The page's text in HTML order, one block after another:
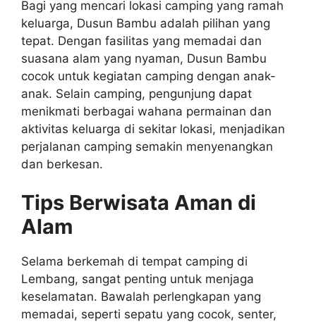
Bagi yang mencari lokasi camping yang ramah
keluarga, Dusun Bambu adalah pilihan yang
tepat. Dengan fasilitas yang memadai dan
suasana alam yang nyaman, Dusun Bambu
cocok untuk kegiatan camping dengan anak-
anak. Selain camping, pengunjung dapat
menikmati berbagai wahana permainan dan
aktivitas keluarga di sekitar lokasi, menjadikan
perjalanan camping semakin menyenangkan
dan berkesan.
Tips Berwisata Aman di
Alam
Selama berkemah di tempat camping di
Lembang, sangat penting untuk menjaga
keselamatan. Bawalah perlengkapan yang
memadai, seperti sepatu yang cocok, senter,